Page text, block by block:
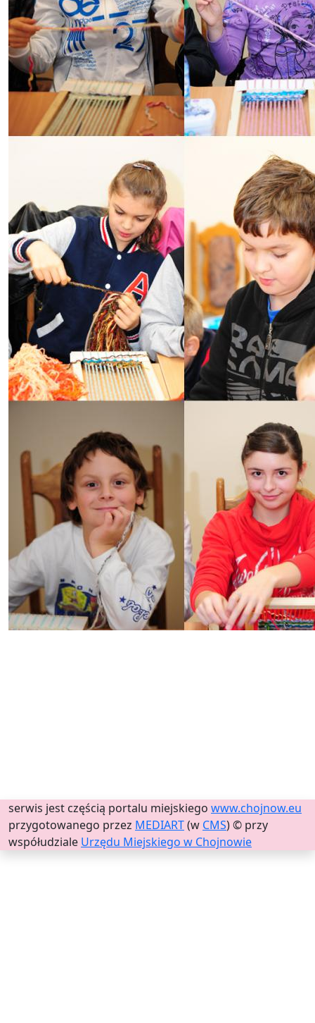
serwis jest częścią portalu miejskiego www.chojnow.eu
przygotowanego przez MEDIART(w CMS) © przy
współudziale Urzędu Miejskiego w Chojnowie